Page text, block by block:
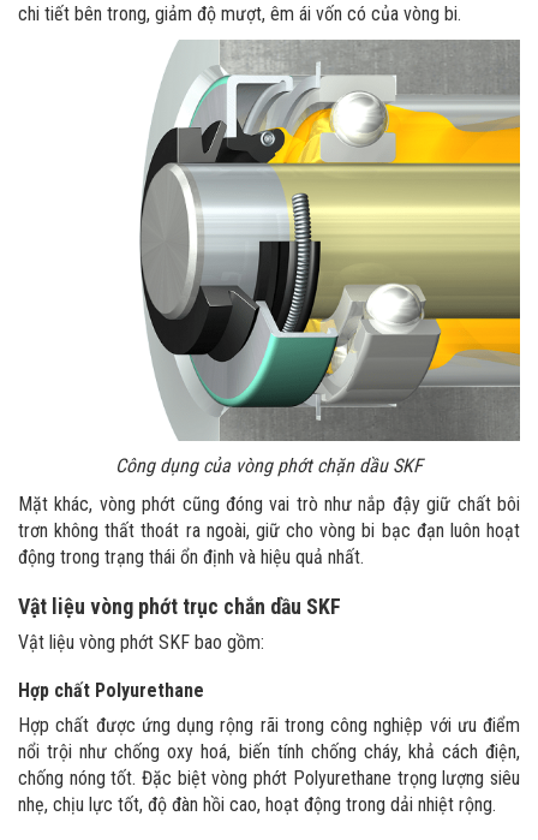
chi tiết bên trong, giảm độ mượt, êm ái vốn có của vòng bi.
Công dụng của vòng phớt chặn dầu​ SKF
Mặt khác, vòng phớt cũng đóng vai trò như nắp đậy giữ chất bôi
trơn không thất thoát ra ngoài, giữ cho vòng bi bạc đạn luôn hoạt
động trong trạng thái ổn định và hiệu quả nhất.
Vật liệu vòng phớt trục chắn dầu SKF
Vật liệu vòng phớt SKF bao gồm:
Hợp chất Polyurethane
Hợp chất được ứng dụng rộng rãi trong công nghiệp với ưu điểm
nổi trội như chống oxy hoá, biến tính chống cháy, khả cách điện,
chống nóng tốt. Đặc biệt vòng phớt Polyurethane trọng lượng siêu
nhẹ, chịu lực tốt, độ đàn hồi cao, hoạt động trong dải nhiệt rộng.